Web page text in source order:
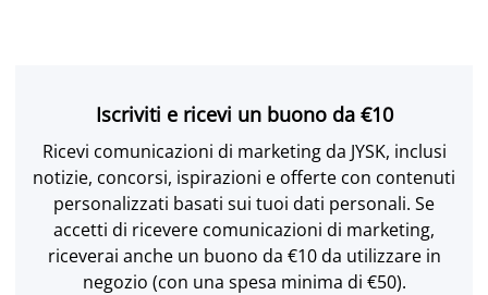
Iscriviti e ricevi un buono da €10
Ricevi comunicazioni di marketing da JYSK, inclusi
notizie, concorsi, ispirazioni e offerte con contenuti
personalizzati basati sui tuoi dati personali. Se
accetti di ricevere comunicazioni di marketing,
riceverai anche un buono da €10 da utilizzare in
negozio (con una spesa minima di €50).